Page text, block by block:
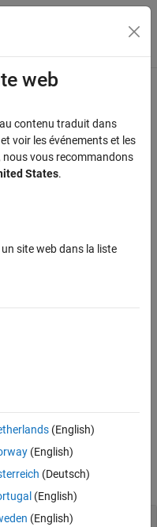
du menu
data type
Is adouble
web
contenu traduit dans
voir les événements et les
nous vous recommandons
States.
site web dans la liste
(English)
(English)
(Deutsch)
(English)
(English)